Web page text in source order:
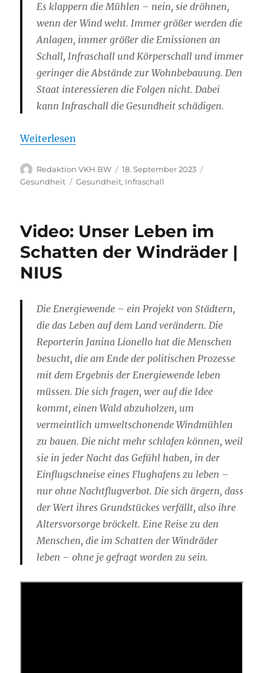
Es klappern die Mühlen – nein, sie dröhnen,
wenn der Wind weht. Immer größer werden die
Anlagen, immer größer die Emissionen an
Schall, Infraschall und Körperschall und immer
geringer die Abstände zur Wohnbebauung. Den
Staat interessieren die Folgen nicht. Dabei
kann Infraschall die Gesundheit schädigen.
Weiterlesen
Autor
Redaktion VKH BW
Veröffentlicht
am
18. September 2023
Gesundheit
Schlagwörter
Gesundheit, Infraschall
Video: Unser Leben im
Schatten der Windräder |
NIUS
Die Energiewende – ein Projekt von Städtern,
die das Leben auf dem Land verändern. Die
Reporterin Janina Lionello hat die Menschen
besucht, die am Ende der politischen Prozesse
mit dem Ergebnis der Energiewende leben
müssen. Die sich fragen, wer auf die Idee
kommt, einen Wald abzuholzen, um
vermeintlich umweltschonende Windmühlen
zu bauen. Die nicht mehr schlafen können, weil
sie in jeder Nacht das Gefühl haben, in der
Einflugschneise eines Flughafens zu leben –
nur ohne Nachtflugverbot. Die sich ärgern, dass
der Wert ihres Grundstückes verfällt, also ihre
Altersvorsorge bröckelt. Eine Reise zu den
Menschen, die im Schatten der Windräder
leben – ohne je gefragt worden zu sein.